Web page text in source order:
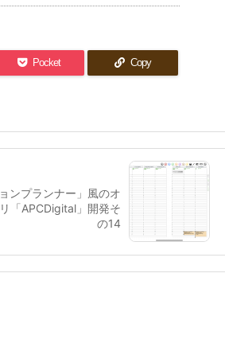
Pocket Copy
ンプランナー」風のオ
「APCDigital」開発そ
の14